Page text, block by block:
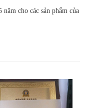
cho các sản phẩm của